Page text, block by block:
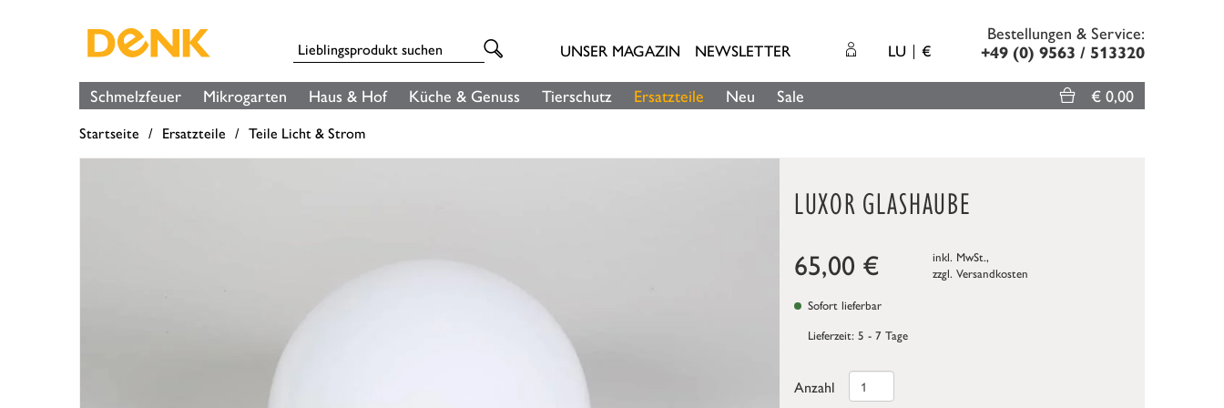
UNSER MAGAZIN NEWSLETTER LU €
Bestellungen & Service:
+49 (0) 9563 / 513320
Schmelzfeuer Mikrogarten Haus & Hof Küche & Genuss Tierschutz Ersatzteile Neu Sale € 0,00
Startseite Ersatzteile Teile Licht & Strom
LUXOR GLASHAUBE
65,00 €
inkl. MwSt.,
zzgl. Versandkosten
Sofort lieferbar
Lieferzeit: 5 - 7 Tage
Anzahl